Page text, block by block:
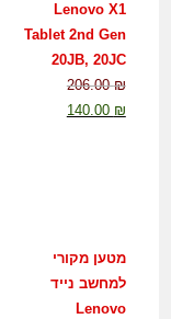
Lenovo X1
Tablet 2nd Gen
20JB, 20JC
206.00₪
140.00 ₪
מטען מקורי
למחשב נייד
Lenovo